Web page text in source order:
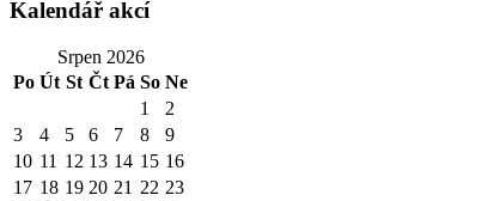
Kalendář akcí
Srpen 2026
Po Út St Čt Pá So Ne
1
2
3
4 5 6 7 8
9
10 11 12 13 14 15 16
17 18 19 20 21 22 23